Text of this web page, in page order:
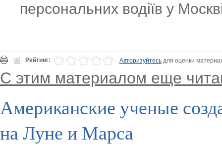
персональних водіїв у
Рейтинг: Авторизуйтесьдля оценки
С этим материалом еще
Американские ученые
на Луне и Марса